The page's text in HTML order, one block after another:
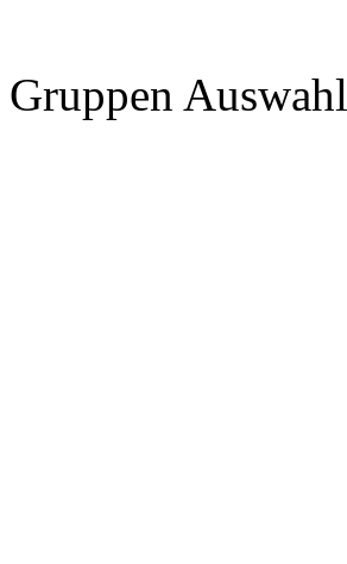
Gruppen Auswahl